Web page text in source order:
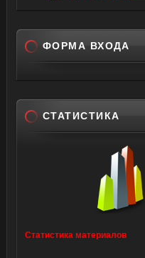
ФОРМА ВХОДА
СТАТИСТИКА
Статистика материалов